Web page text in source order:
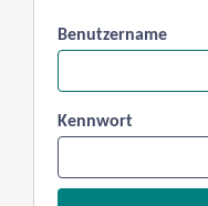
Benutzername
Kennwort